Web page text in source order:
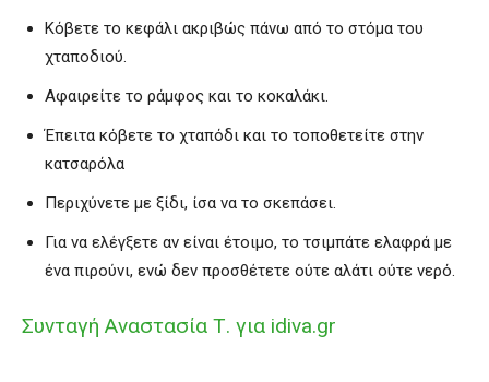
Κόβετε το κεφάλι ακριβώς πάνω από το στόμα του
χταποδιού.
Αφαιρείτε το ράμφος και το κοκαλάκι.
Έπειτα κόβετε το χταπόδι και το τοποθετείτε στην
κατσαρόλα
Περιχύνετε με ξίδι, ίσα να το σκεπάσει.
Για να ελέγξετε αν είναι έτοιμο, το τσιμπάτε ελαφρά με
ένα πιρούνι, ενώ δεν προσθέτετε ούτε αλάτι ούτε νερό.
Συνταγή Αναστασία Τ. για idiva.gr